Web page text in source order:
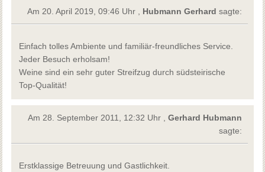
Am 20. April 2019, 09:46 Uhr , Hubmann Gerhard sagte:
Einfach tolles Ambiente und familiär-freundliches Service.
Jeder Besuch erholsam!
Weine sind ein sehr guter Streifzug durch südsteirische
Top-Qualität!
Am 28. September 2011, 12:32 Uhr ,Gerhard Hubmann
sagte:
Erstklassige Betreuung und Gastlichkeit.